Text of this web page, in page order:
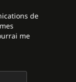
de
me